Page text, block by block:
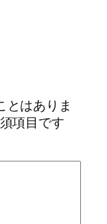
とはありま
項目です